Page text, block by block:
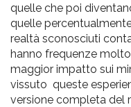
quelle che poi
quelle
realtà sconosciuti
hanno frequenze
maggior impatto sui
vissuto queste
versione completa del